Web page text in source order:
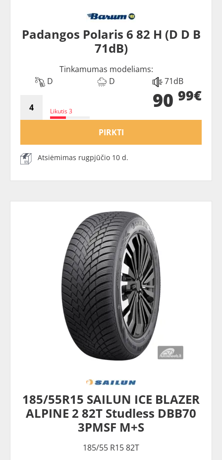
Padangos Polaris 6 82 H (D D B
71dB)
Tinkamumas modeliams:
D
D 71dB
Likutis 3 90 99€
PIRKTI
Atsiėmimas rugpjūčio 10 d.
185/55R15 SAILUN ICE BLAZER
ALPINE 2 82T Studless DBB70
3PMSF M+S
185/55 R15 82T